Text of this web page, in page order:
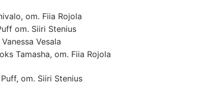
om. Fiia Rojola
om. Siiri Stenius
Vesala
Tamasha, om. Fiia Rojola
om. Siiri Stenius